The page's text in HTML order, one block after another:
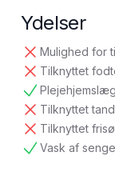
Ydelser
Mulighed for
ikke tilgængelig
Tilknyttet
ikke tilgængelig
tilgængelig
Tilknyttet
ikke tilgængelig
Tilknyttet
ikke tilgængelig
Vask af
tilgængelig